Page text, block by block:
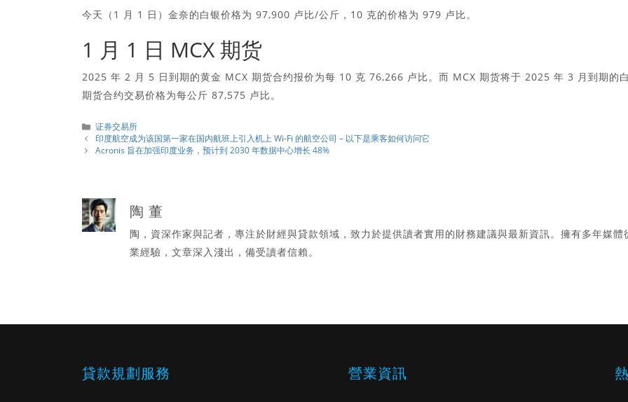
今天（1 月 1 日）金奈的白银价格为 97,900 卢比/公斤，10 克的价格为 979 卢比。
1 月 1 日 MCX 期货
2025 年 2 月 5 日到期的黄金 MCX 期货合约报价为每 10 克 76,266 卢比。而 MCX 期货将于 2025 年 3 月到期的
期货合约交易价格为每公斤 87,575 卢比。
分
類
证券交易所
印度航空成为该国第一家在国内航班上引入机上 Wi-Fi 的航空公司 – 以下是乘客如何访问它
Acronis 旨在加强印度业务，预计到 2030 年数据中心增长 48%
陶 董
陶，資深作家與記者，專注於財經與貸款領域，致力於提供讀者實用的財務建議與最新資訊。擁有多年媒體
業經驗，文章深入淺出，備受讀者信賴。
貸款規劃服務 營業資訊